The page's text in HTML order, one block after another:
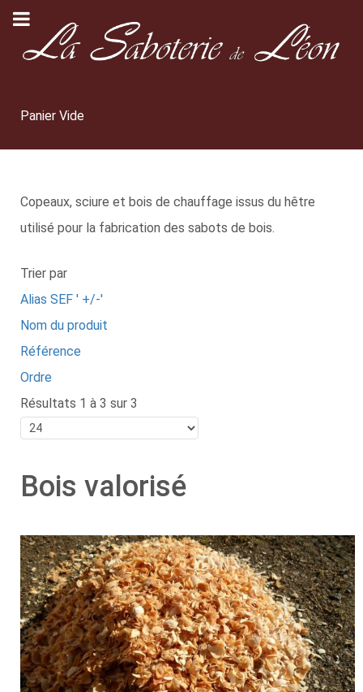
Panier Vide
Copeaux, sciure et bois de chauffage issus du hêtre
utilisé pour la fabrication des sabots de bois.
Trier par
Alias SEF ' +/-'
Nom du produit
Référence
Ordre
Résultats 1 à 3 sur 3
Bois valorisé